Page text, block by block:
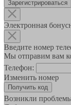
Зарегистрироваться
Электронная
Введите номер
Мы отправим вам
Телефон:
Изменить номер
Возникли